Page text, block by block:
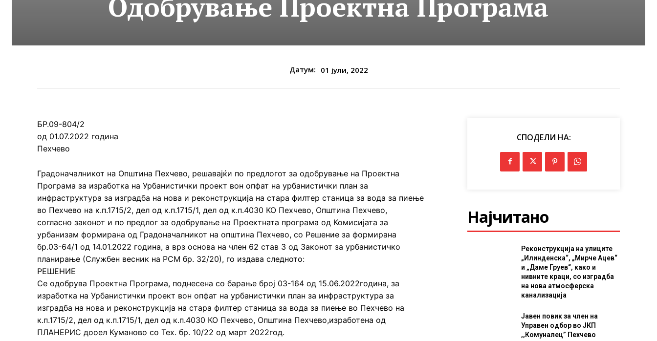
Датум: 01 јули, 2022
БР.09-804/2
од 01.07.2022 година
Пехчево
Градоначалникот на Општина Пехчево, решавајќи по предлогот за одобрување на Проектна
Програма за изработка на Урбанистички проект вон опфат на урбанистички план за
инфраструктура за изградба на нова и реконструкција на стара филтер станица за вода за пиење
во Пехчево на к.п.1715/2, дел од к.п.1715/1, дел од к.п.4030 КО Пехчево, Општина Пехчево,
согласно законот и по предлог за одобрување на Проектната програма од Комисијата за
урбанизам формирана од Градоначалникот на општина Пехчево, со Решение за формирана
бр.03-64/1 од 14.01.2022 година, а врз основа на член 62 став 3 од Законот за урбанистичко
планирање (Службен весник на РСМ бр. 32/20), го издава следното:
РЕШЕНИЕ
Се одобрува Проектна Програма, поднесена со барање број 03-164 од 15.06.2022година, за
изработка на Урбанистички проект вон опфат на урбанистички план за инфраструктура за
изградба на нова и реконструкција на стара филтер станица за вода за пиење во Пехчево на
к.п.1715/2, дел од к.п.1715/1, дел од к.п.4030 КО Пехчево, Општина Пехчево,изработена од
ПЛАНЕРИС дооел Куманово со Тех. бр. 10/22 од март 2022год.
СПОДЕЛИ НА:
Најчитано
Реконструкција на улиците
„Илинденска“, „Мирче Ацев“
и „Даме Груев“, како и
нивните краци, со изградба
на нова атмосферска
канализација
Јавен повик за член на
Управен одбор во ЈКП
,,Комуналец” Пехчево